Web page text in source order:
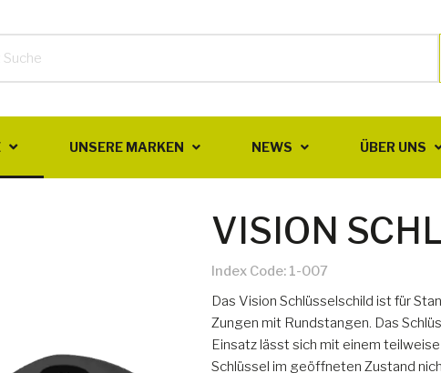
UNSERE MARKEN NEWS ÜBER UNS
VISION
Index Code: 1-007
Das Vision Schlüsselschild ist für
Zungen mit Rundstangen. Das
Einsatz lässt sich mit einem
Schlüssel im geöffneten Zustand